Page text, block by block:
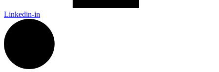
Linkedin-in